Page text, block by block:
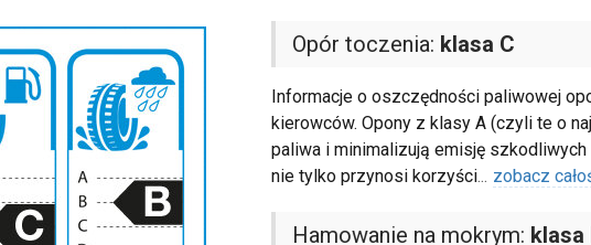
Opór toczenia: klasa C
Informacje o oszczędności paliwowej
kierowców. Opony z klasy A (czyli te o
paliwa i minimalizują emisję
nie tylko przynosi korzyści... zobacz
Hamowanie na mokrym: klasa